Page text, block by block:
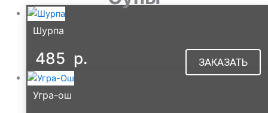
Шурпа
485 р. ЗАКАЗАТЬ
Угра-ош